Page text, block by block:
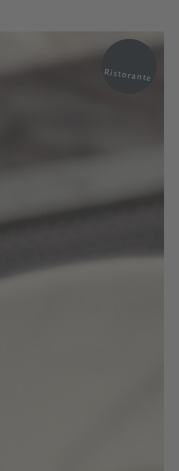
Ristorante